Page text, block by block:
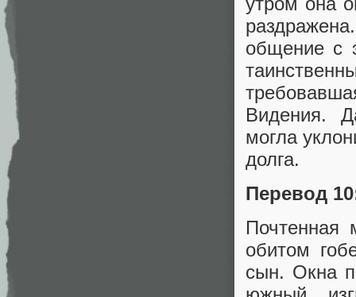
общение с
Видения.
могла
долга.
Перевод
Почтенная
обитом
сын. Окна